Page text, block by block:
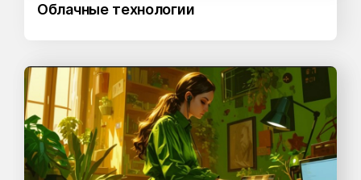
Облачные технологии